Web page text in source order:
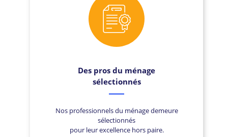
Des pros du ménage
sélectionnés
Nos professionnels du ménage demeure
sélectionnés
pour leur excellence hors paire.